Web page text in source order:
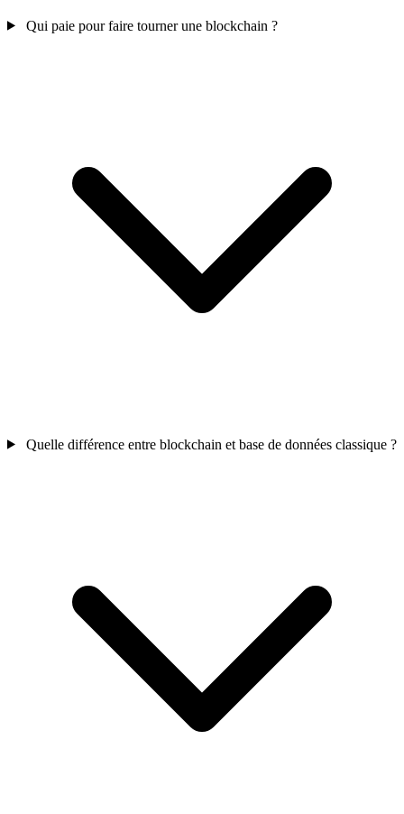
Qui paie pour faire tourner une blockchain ?
Quelle différence entre blockchain et base de données classique ?